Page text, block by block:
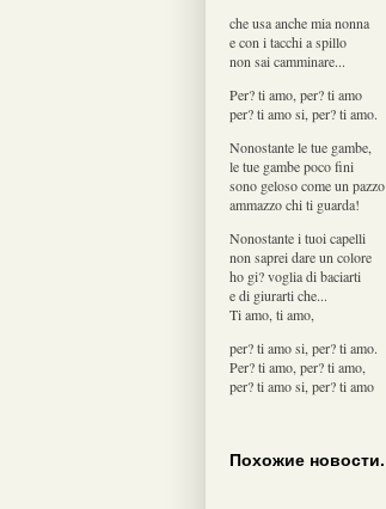
che usa anche mia nonna
e con i tacchi a spillo
non sai camminare...
Per? ti amo, per? ti amo
per? ti amo si, per? ti amo.
Nonostante le tue gambe,
le tue gambe poco fini
sono geloso come un pazzo
ammazzo chi ti guarda!
Nonostante i tuoi capelli
non saprei dare un colore
ho gi? voglia di baciarti
e di giurarti che...
Ti amo, ti amo,
per? ti amo si, per? ti amo.
Per? ti amo, per? ti amo,
per? ti amo si, per? ti amo
Похожие новости.